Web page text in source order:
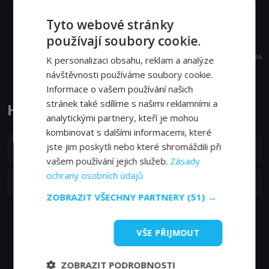
REKLAMA
Hitlerova mládež epizody
2. epizoda:2. epizoda
S01E02
02. 05. 2018
1. epizoda:1. epizoda
Tyto webové stránky
používají soubory cookie.
K personalizaci obsahu, reklam a analýze
návštěvnosti používáme soubory cookie.
Informace o vašem používání našich
stránek také sdílíme s našimi reklamními a
analytickými partnery, kteří je mohou
kombinovat s dalšími informacemi, které
jste jim poskytli nebo které shromáždili při
vašem používání jejich služeb. Zásady
ochrany osobních údajů
ZOBRAZIT VŠECHNY PARTNERY (51) →
VŠE PŘIJMOUT
ZOBRAZIT PODROBNOSTI